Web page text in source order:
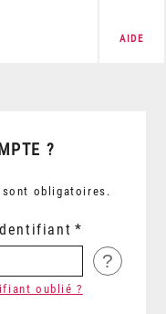
AIDE
?
sont obligatoires.
Identifiant
?
oublié ?